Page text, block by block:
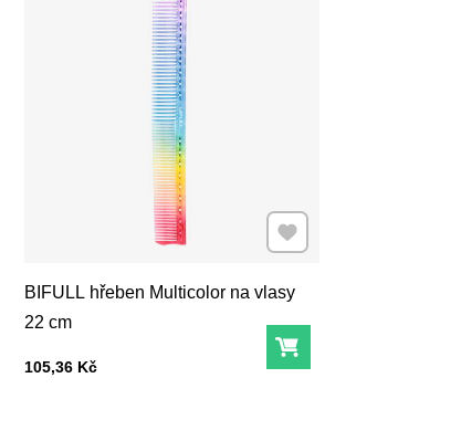
BIFULL hřeben Multicolor na vlasy
22 cm
Cena s DPH
105,36 Kč Do košíku
Přidat k Oblíbeným